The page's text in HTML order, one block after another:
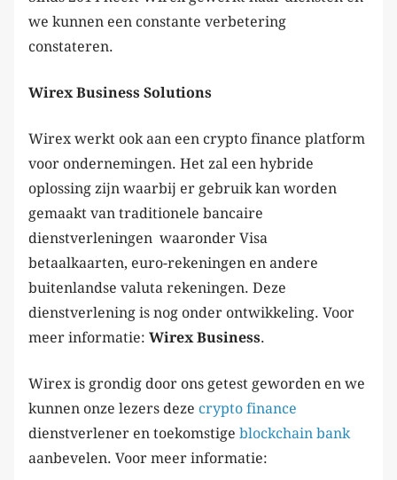
we kunnen een constante verbetering
constateren.
Wirex Business Solutions
Wirex werkt ook aan een crypto finance platform
voor ondernemingen. Het zal een hybride
oplossing zijn waarbij er gebruik kan worden
gemaakt van traditionele bancaire
dienstverleningen waaronder Visa
betaalkaarten, euro-rekeningen en andere
buitenlandse valuta rekeningen. Deze
dienstverlening is nog onder ontwikkeling. Voor
meer informatie: Wirex Business.
Wirex is grondig door ons getest geworden en we
kunnen onze lezers deze crypto finance
dienstverlener en toekomstige blockchain bank
aanbevelen. Voor meer informatie: